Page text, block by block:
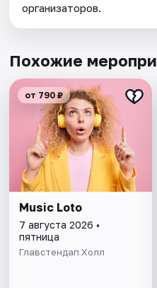
организаторов.
Похожие
от 790 ₽
Music Loto
7 августа 2026 •
пятница
Главстендап Холл